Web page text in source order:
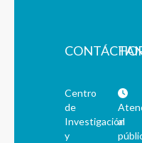
Centro
de
Investigación
y
al